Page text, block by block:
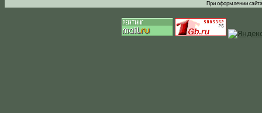
При оформлении